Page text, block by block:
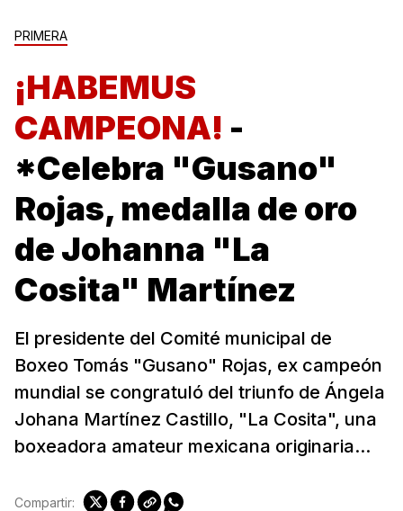
PRIMERA
¡HABEMUS
CAMPEONA! -
*Celebra "Gusano"
Rojas, medalla de oro
de Johanna "La
Cosita" Martínez
El presidente del Comité municipal de
Boxeo Tomás "Gusano" Rojas, ex campeón
mundial se congratuló del triunfo de Ángela
Johana Martínez Castillo, "La Cosita", una
boxeadora amateur mexicana originaria...
Compartir: